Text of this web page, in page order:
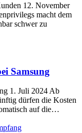
12. November
macht dem
schwer zu
Samsung
1. Juli 2024 Ab
dürfen die Kosten
auf die…